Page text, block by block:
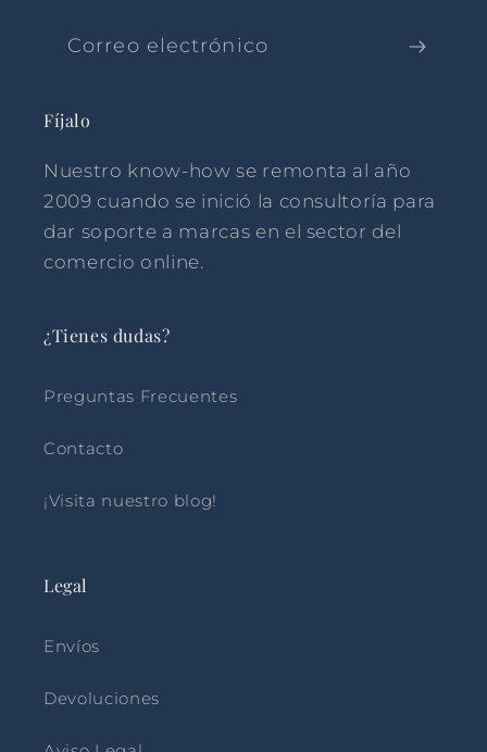
Correo electrónico
Fíjalo
Nuestro know-how se remonta al año
2009 cuando se inició la consultoría para
dar soporte a marcas en el sector del
comercio online.
¿Tienes dudas?
Preguntas Frecuentes
Contacto
¡Visita nuestro blog!
Legal
Envíos
Devoluciones